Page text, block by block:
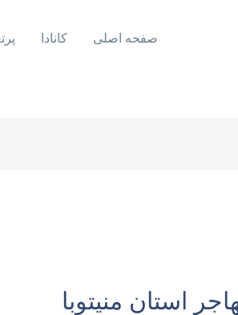
صفحه اصلی کانادا
استان منیتوبا